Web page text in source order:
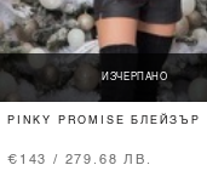
ИЗЧЕРПАНО
PINKY PROMISE БЛЕЙЗЪР
€143 / 279.68 ЛВ.